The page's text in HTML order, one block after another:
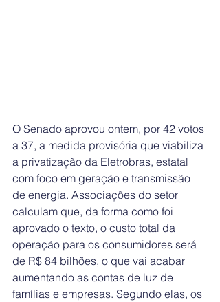
O Senado aprovou ontem, por 42 votos
a 37, a medida provisória que viabiliza
a privatização da Eletrobras, estatal
com foco em geração e transmissão
de energia. Associações do setor
calculam que, da forma como foi
aprovado o texto, o custo total da
operação para os consumidores será
de R$ 84 bilhões, o que vai acabar
aumentando as contas de luz de
famílias e empresas. Segundo elas, os